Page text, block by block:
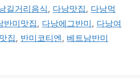
길거리음식, 다낭맛집, 다낭먹
반미맛집, 다낭에그반미 , 다낭여
집, 반미코티엔, 베트남반미